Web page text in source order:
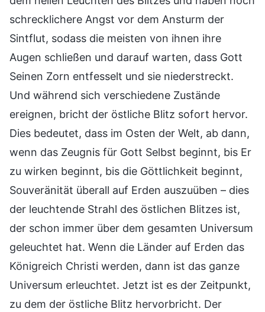
schrecklichere Angst vor dem Ansturm der
Sintflut, sodass die meisten von ihnen ihre
Augen schließen und darauf warten, dass Gott
Seinen Zorn entfesselt und sie niederstreckt.
Und während sich verschiedene Zustände
ereignen, bricht der östliche Blitz sofort hervor.
Dies bedeutet, dass im Osten der Welt, ab dann,
wenn das Zeugnis für Gott Selbst beginnt, bis Er
zu wirken beginnt, bis die Göttlichkeit beginnt,
Souveränität überall auf Erden auszuüben – dies
der leuchtende Strahl des östlichen Blitzes ist,
der schon immer über dem gesamten Universum
geleuchtet hat. Wenn die Länder auf Erden das
Königreich Christi werden, dann ist das ganze
Universum erleuchtet. Jetzt ist es der Zeitpunkt,
zu dem der östliche Blitz hervorbricht. Der